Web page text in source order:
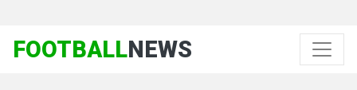
FOOTBALLNEWS